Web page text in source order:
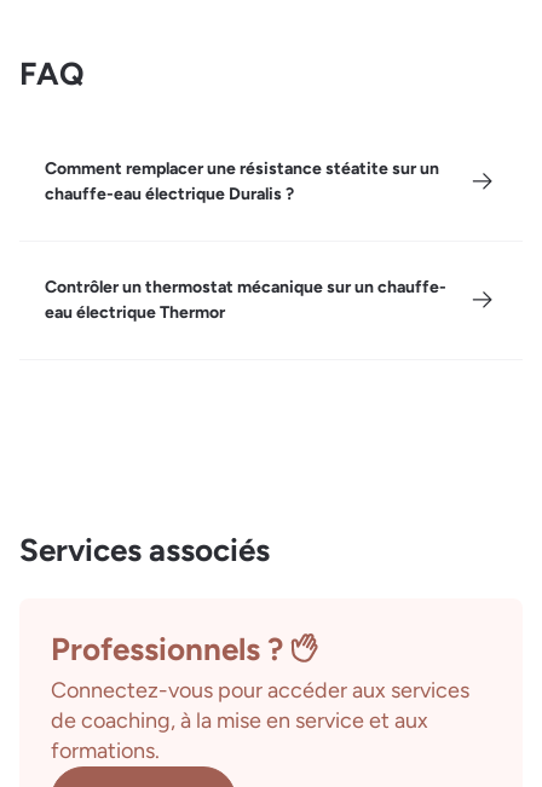
FAQ
Comment remplacer une résistance stéatite sur un
chauffe-eau électrique Duralis ?
Contrôler un thermostat mécanique sur un chauffe-
eau électrique Thermor
Services associés
Professionnels ?
Connectez-vous pour accéder aux services
de coaching, à la mise en service et aux
formations.